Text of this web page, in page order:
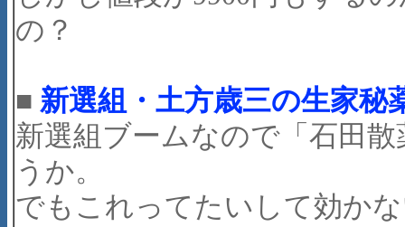
の？
■ 新選組・土方歳三の生家秘
新選組ブームなので「石田
うか。
でもこれってたいして効か